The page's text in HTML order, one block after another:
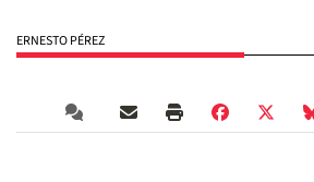
ERNESTO PÉREZ